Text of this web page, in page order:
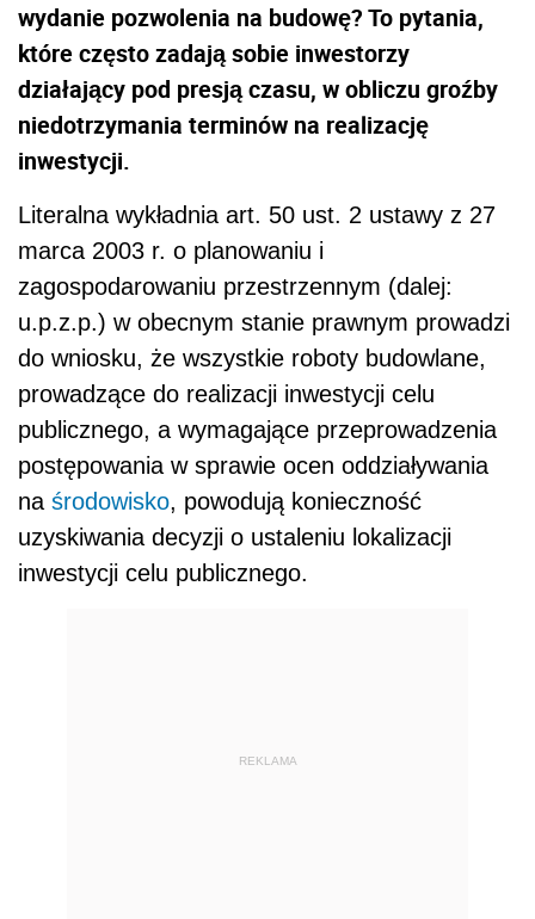
wydanie pozwolenia na budowę? To pytania,
które często zadają sobie inwestorzy
działający pod presją czasu, w obliczu groźby
niedotrzymania terminów na realizację
inwestycji.
Literalna wykładnia art. 50 ust. 2 ustawy z 27
marca 2003 r. o planowaniu i
zagospodarowaniu przestrzennym (dalej:
u.p.z.p.) w obecnym stanie prawnym prowadzi
do wniosku, że wszystkie roboty budowlane,
prowadzące do realizacji inwestycji celu
publicznego, a wymagające przeprowadzenia
postępowania w sprawie ocen oddziaływania
na środowisko, powodują konieczność
uzyskiwania decyzji o ustaleniu lokalizacji
inwestycji celu publicznego.
REKLAMA